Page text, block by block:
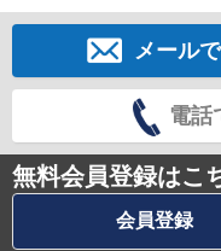
メール
電話
無料会員登録はこ
会員登録